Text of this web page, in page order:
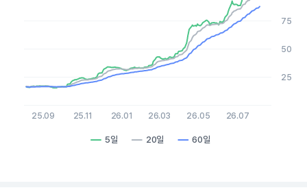
5일 20일 60일
25.09 25.11 26.01 26.03 26.05 26.07
25
50
75